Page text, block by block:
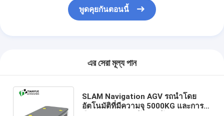
พูดคุยกันตอนนี้
এর সেরা মূল্য পান
SLAM Navigation AGV รถนําโดย
อัตโนมัติที่มีความจุ 5000KG และการ